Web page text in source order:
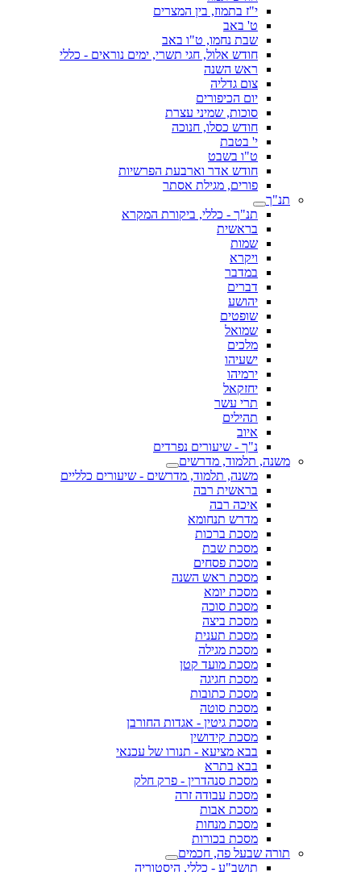
י"ז בתמוז, בין המצרים
ט' באב
שבת נחמו, ט"ו באב
חודש אלול, חגי תשרי, ימים נוראים - כללי
ראש השנה
צום גדליה
יום הכיפורים
סוכות, שמיני עצרת
חודש כסלו, חנוכה
י' בטבת
ט"ו בשבט
חודש אדר וארבעת הפרשיות
פורים, מגילת אסתר
תנ"ך
תנ"ך - כללי, ביקורת המקרא
בראשית
שמות
ויקרא
במדבר
דברים
יהושע
שופטים
שמואל
מלכים
ישעיהו
ירמיהו
יחזקאל
תרי עשר
תהילים
איוב
נ"ך - שיעורים נפרדים
משנה, תלמוד, מדרשים
משנה, תלמוד, מדרשים - שיעורים כלליים
בראשית רבה
איכה רבה
מדרש תנחומא
מסכת ברכות
מסכת שבת
מסכת פסחים
מסכת ראש השנה
מסכת יומא
מסכת סוכה
מסכת ביצה
מסכת תענית
מסכת מגילה
מסכת מועד קטן
מסכת חגיגה
מסכת כתובות
מסכת סוטה
מסכת גיטין - אגדות החורבן
מסכת קידושין
בבא מציעא - תנורו של עכנאי
בבא בתרא
מסכת סנהדרין - פרק חלק
מסכת עבודה זרה
מסכת אבות
מסכת מנחות
מסכת בכורות
תורה שבעל פה, חכמים
תושב"ע - כללי, היסטוריה